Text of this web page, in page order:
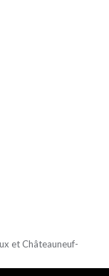
et Châteauneuf-